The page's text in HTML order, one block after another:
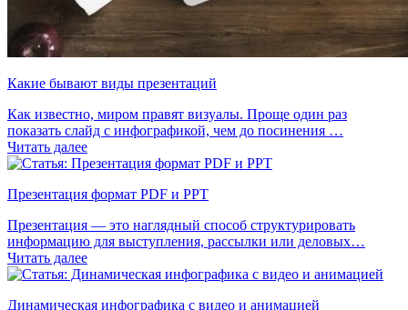
Какие бывают виды презентаций
Как известно, миром правят визуалы. Проще один раз
показать слайд с инфографикой, чем до посинения …
Читать далее
Презентация формат PDF и PPT
Презентация — это наглядный способ структурировать
информацию для выступления, рассылки или деловых…
Читать далее
Динамическая инфографика с видео и анимацией